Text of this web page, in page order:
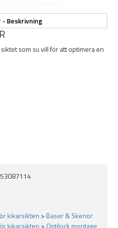
- Beskrivning
som su vill för att optimera en
kikarsikten >Baser & Skenor
kikarsikten > Optilock montage